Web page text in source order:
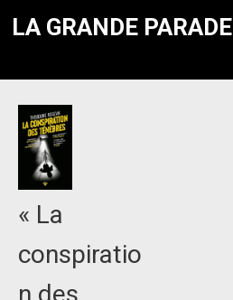
LA GRANDE PARADE
« La
conspiratio
n des